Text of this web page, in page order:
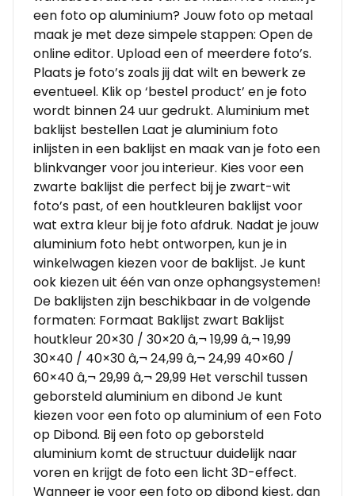
een foto op aluminium? Jouw foto op metaal
maak je met deze simpele stappen: Open de
online editor. Upload een of meerdere foto’s.
Plaats je foto’s zoals jij dat wilt en bewerk ze
eventueel. Klik op ‘bestel product’ en je foto
wordt binnen 24 uur gedrukt. Aluminium met
baklijst bestellen Laat je aluminium foto
inlijsten in een baklijst en maak van je foto een
blinkvanger voor jou interieur. Kies voor een
zwarte baklijst die perfect bij je zwart-wit
foto’s past, of een houtkleuren baklijst voor
wat extra kleur bij je foto afdruk. Nadat je jouw
aluminium foto hebt ontworpen, kun je in
winkelwagen kiezen voor de baklijst. Je kunt
ook kiezen uit één van onze ophangsystemen!
De baklijsten zijn beschikbaar in de volgende
formaten: Formaat Baklijst zwart Baklijst
houtkleur 20×30 / 30×20 â‚¬ 19,99 â‚¬ 19,99
30×40 / 40×30 â‚¬ 24,99 â‚¬ 24,99 40×60 /
60×40 â‚¬ 29,99 â‚¬ 29,99 Het verschil tussen
geborsteld aluminium en dibond Je kunt
kiezen voor een foto op aluminium of een Foto
op Dibond. Bij een foto op geborsteld
aluminium komt de structuur duidelijk naar
voren en krijgt de foto een licht 3D-effect.
Wanneer je voor een foto op dibond kiest, dan